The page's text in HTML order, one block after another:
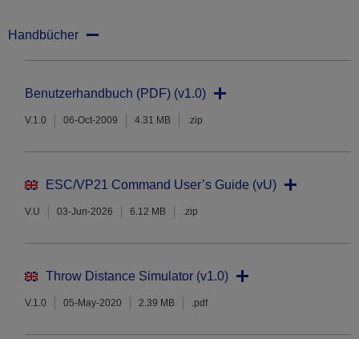
Handbücher
Benutzerhandbuch (PDF) (v1.0)
V.1.0 06-Oct-2009 4.31 MB .zip
ESC/VP21 Command User’s Guide (vU)
V.U 03-Jun-2026 6.12 MB .zip
Throw Distance Simulator (v1.0)
V.1.0 05-May-2020 2.39 MB .pdf